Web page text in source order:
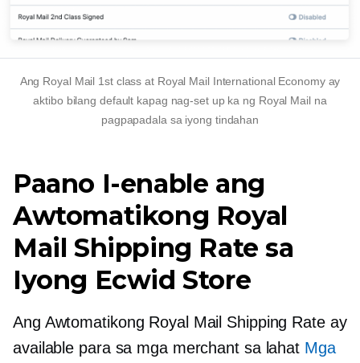
Ang Royal Mail 1st class at Royal Mail International Economy ay
aktibo bilang default kapag nag-set up ka ng Royal Mail na
pagpapadala sa iyong tindahan
Paano I-enable ang
Awtomatikong Royal
Mail Shipping Rate sa
Iyong Ecwid Store
Ang Awtomatikong Royal Mail Shipping Rate ay
available para sa mga merchant sa lahat Mga